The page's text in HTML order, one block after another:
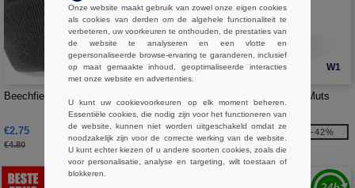
W1
Beechfield BF445 - Printer's beanie
€2.75
€4.80
-43%
W1
Beechfield BF361 - Jersey Muts
€2.50 -42%
Onze website maakt gebruik van zowel onze eigen cookies
als cookies van derden om de algehele functionaliteit te
verbeteren, uw voorkeuren te onthouden, de prestaties van
de website te analyseren en een vlotte en
gepersonaliseerde browse-ervaring te garanderen, inclusief
op maat gemaakte inhoud, geoptimaliseerde interacties
met onze website en advertenties.
U kunt uw cookievoorkeuren op elk moment beheren.
Essentiële cookies, die nodig zijn voor het functioneren van
de website, kunnen niet worden uitgeschakeld omdat ze
noodzakelijk zijn voor de correcte werking van de website.
U kunt echter kiezen of u andere soorten cookies, zoals die
voor personalisatie, analyse en targeting, wilt toestaan of
blokkeren.